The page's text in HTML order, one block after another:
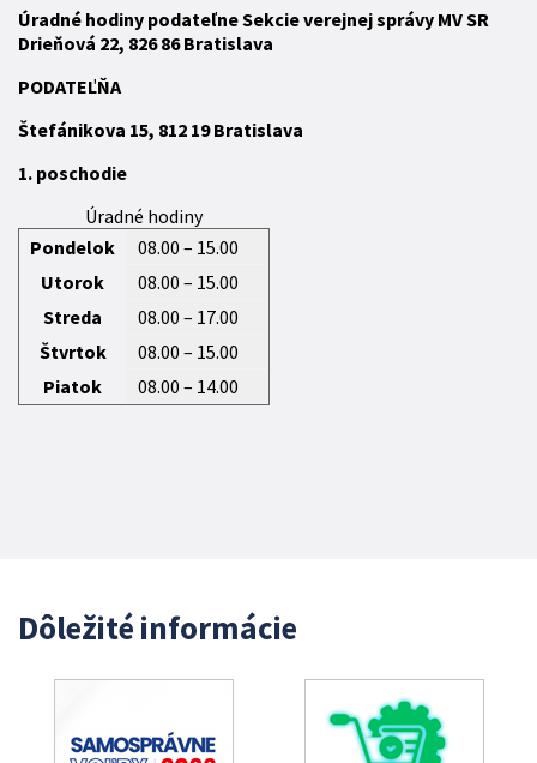
Úradné hodiny podateľne Sekcie verejnej správy MV SR
Drieňová 22, 826 86 Bratislava
PODATEĽŇA
Štefánikova 15, 812 19Bratislava
1. poschodie
Úradné hodiny
Pondelok
08.00 – 15.00
Utorok
08.00 – 15.00
Streda
08.00 – 17.00
Štvrtok
08.00 – 15.00
Piatok
08.00 – 14.00
Dôležité informácie